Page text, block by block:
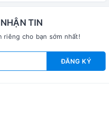
TIN
riêng cho bạn sớm nhất!
ĐĂNG KÝ